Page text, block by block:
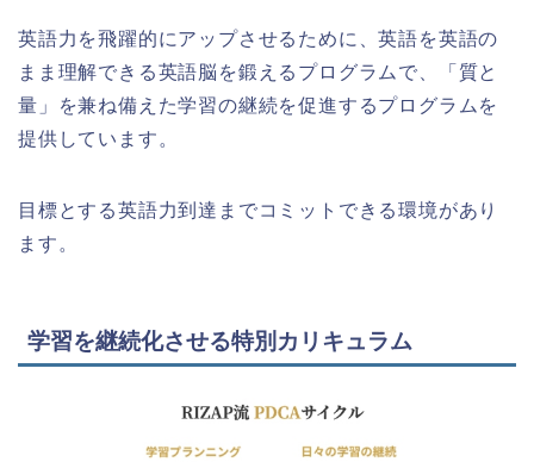
英語力を飛躍的にアップさせるために、英語を英語の
まま理解できる英語脳を鍛えるプログラムで、「質と
量」を兼ね備えた学習の継続を促進するプログラムを
提供しています。
目標とする英語力到達までコミットできる環境があり
ます。
学習を継続化させる特別カリキュラム